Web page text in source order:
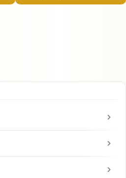
chevron_right
chevron_right
chevron_right